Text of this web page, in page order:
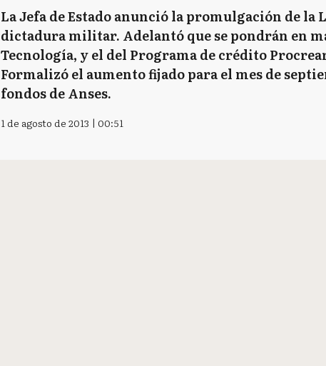
La Jefa de Estado anunció la promulgación de
dictadura militar. Adelantó que se pondrán en
Tecnología, y el del Programa de crédito
Formalizó el aumento fijado para el mes de
fondos de Anses.
1 de agosto de 2013 | 00:51